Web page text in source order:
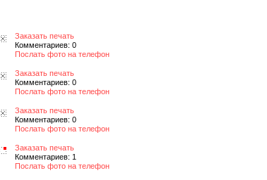
Заказать печать
Комментариев: 0
Послать фото на телефон
Заказать печать
Комментариев: 0
Послать фото на телефон
Заказать печать
Комментариев: 0
Послать фото на телефон
Заказать печать
Комментариев: 1
Послать фото на телефон